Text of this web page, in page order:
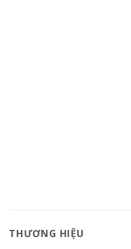
THƯƠNG HIỆU